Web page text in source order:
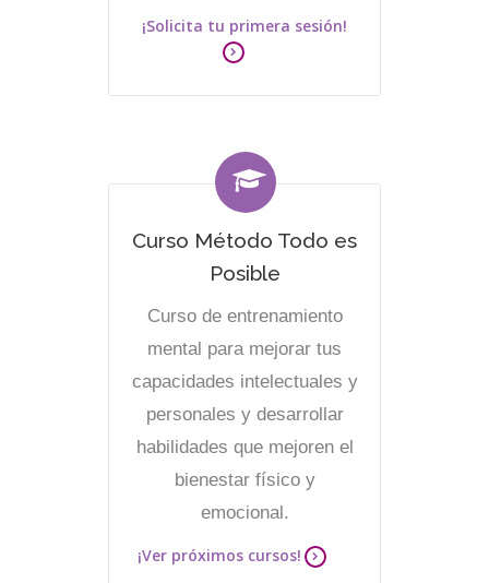
¡Solicita tu primera sesión!
Curso Método Todo es
Posible
Curso de entrenamiento
mental para mejorar tus
capacidades intelectuales y
personales y desarrollar
habilidades que mejoren el
bienestar físico y
emocional.
¡Ver próximos cursos!